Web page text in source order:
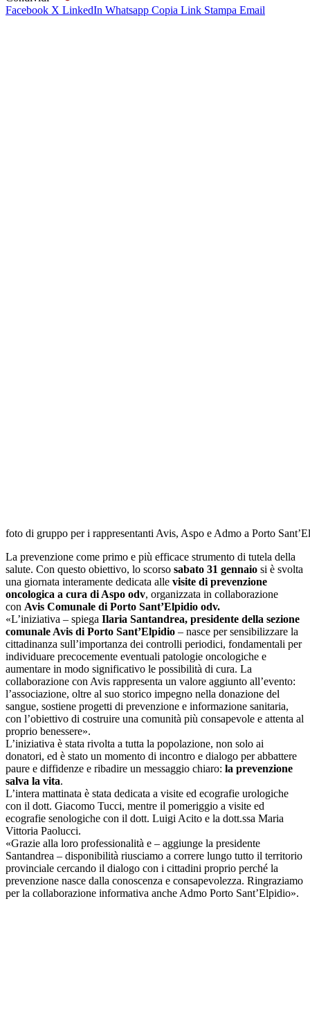
Facebook X LinkedIn Whatsapp Copia Link Stampa Email
foto di gruppo per i rappresentanti Avis, Aspo e Admo a Porto
La prevenzione come primo e più efficace strumento di tutela della
salute. Con questo obiettivo, lo scorso sabato 31 gennaio si è svolta
una giornata interamente dedicata alle visite di prevenzione
oncologica a cura di Aspo odv, organizzata in collaborazione
con Avis Comunale di Porto Sant’Elpidio odv.
«L’iniziativa – spiega Ilaria Santandrea, presidente della sezione
comunale Avis di Porto Sant’Elpidio – nasce per sensibilizzare la
cittadinanza sull’importanza dei controlli periodici, fondamentali per
individuare precocemente eventuali patologie oncologiche e
aumentare in modo significativo le possibilità di cura. La
collaborazione con Avis rappresenta un valore aggiunto all’evento:
l’associazione, oltre al suo storico impegno nella donazione del
sangue, sostiene progetti di prevenzione e informazione sanitaria,
con l’obiettivo di costruire una comunità più consapevole e attenta al
proprio benessere».
L’iniziativa è stata rivolta a tutta la popolazione, non solo ai
donatori, ed è stato un momento di incontro e dialogo per abbattere
paure e diffidenze e ribadire un messaggio chiaro: la prevenzione
salva la vita.
L’intera mattinata è stata dedicata a visite ed ecografie urologiche
con il dott. Giacomo Tucci, mentre il pomeriggio a visite ed
ecografie senologiche con il dott. Luigi Acito e la dott.ssa Maria
Vittoria Paolucci.
«Grazie alla loro professionalità e – aggiunge la presidente
Santandrea – disponibilità riusciamo a correre lungo tutto il territorio
provinciale cercando il dialogo con i cittadini proprio perché la
prevenzione nasce dalla conoscenza e consapevolezza. Ringraziamo
per la collaborazione informativa anche Admo Porto Sant’Elpidio».